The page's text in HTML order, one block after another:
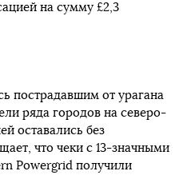
на сумму £2,3
пострадавшим от урагана
ряда городов на северо-
оставались без
что чеки с 13-значными
Powergrid получили